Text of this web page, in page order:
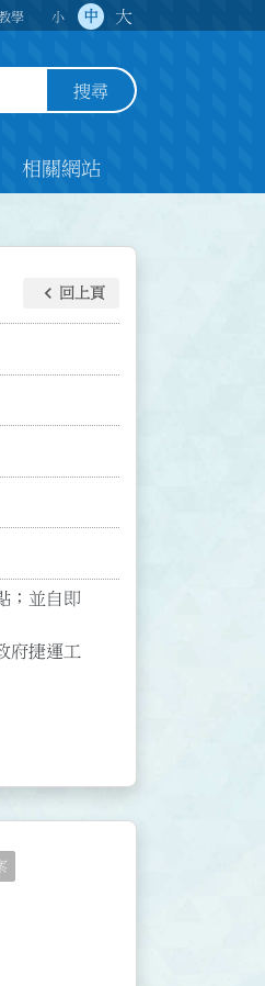
學 小 中 大
搜尋
相關網站
keyboard_arrow_left 回上頁
；並自即
府捷運工